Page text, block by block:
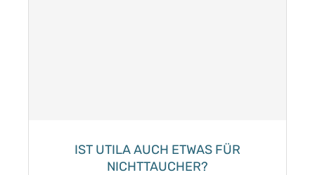
IST UTILA AUCH ETWAS FÜR
NICHTTAUCHER?